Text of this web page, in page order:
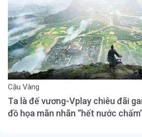
Cậu Vàng
Ta là đế vương-Vplay chiêu đãi
đồ họa mãn nhãn “hết nước